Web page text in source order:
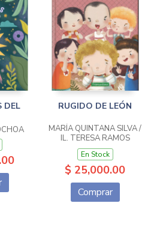
DEL
RUGIDO DE LEÓN
MARÍA QUINTANA SILVA /
IL. TERESA RAMOS
CHANO
En Stock
$ 25,000.00
Comprar